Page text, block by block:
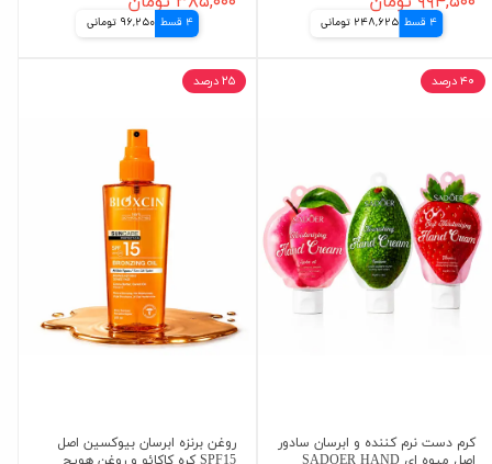
4 قسط 248,625 تومانی 4 قسط 96,250 تومانی
کرم دست نرم کننده و ابرسان سادور
۴۰ درصد
روغن برنزه ابرسان بیوکسین اصل
۲۵ درصد